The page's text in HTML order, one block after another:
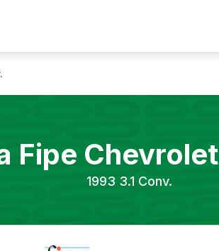
Fipe Chevrolet
1993 3.1 Conv.